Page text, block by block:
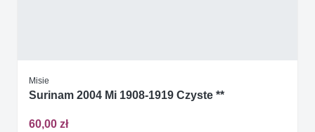
Misie
Surinam 2004 Mi 1908-1919 Czyste **
60,00 zł